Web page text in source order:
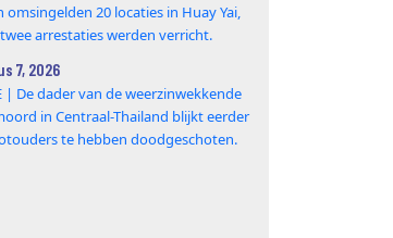
omsingelden 20 locaties in Huay Yai,
arrestaties werden verricht.
7, 2026
| De dader van de weerzinwekkende
in Centraal-Thailand blijkt eerder
te hebben doodgeschoten.